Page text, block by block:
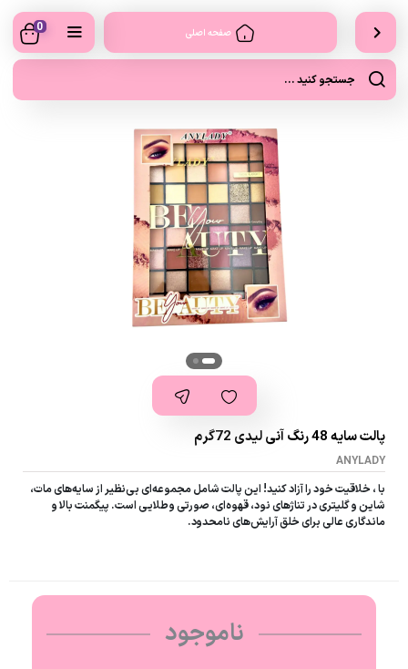
صفحه اصلی 0
پالت سایه 48 رنگ آنی لیدی 72گرم
ANYLADY
با ، خلاقیت خود را آزاد کنید! این پالت شامل مجموعه‌ای بی‌نظیر از سایه‌های مات،
شاین و گلیتری در تناژهای نود، قهوه‌ای، صورتی و طلایی است. پیگمنت بالا و
ماندگاری عالی برای خلق آرایش‌های نامحدود.
ناموجود